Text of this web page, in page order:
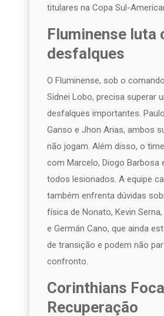
titulares na Copa Sul-
Fluminense luta
desfalques
O Fluminense, sob o
Sidnei Lobo, precisa superar
desfalques importantes.
Ganso e Jhon Arias, ambos
não jogam. Além disso, o
com Marcelo, Diogo Barbosa
todos lesionados. A equipe
também enfrenta dúvidas
física de Nonato, Kevin
e Germán Cano, que ainda
de transição e podem não
confronto.
Corinthians
Recuperação